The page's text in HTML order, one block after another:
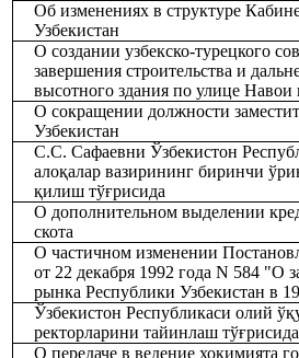
Об изменениях в структуре
Узбекистан
О создании узбекско-турецкого
завершения строительства и
высотного здания по улице Навои
О сокращении должности
Узбекистан
С.С. Сафаевни Ўзбекистон
алоқалар вазирининг биринчи
қилиш тўғрисида
О дополнительном выделении
скота
О частичном изменении
от 22 декабря 1992 года N 584 "О
рынка Республики Узбекистан в
Ўзбекистон Республикаси олий ўқ
ректорларини тайинлаш тўғрисида
О передаче в ведение хокимията